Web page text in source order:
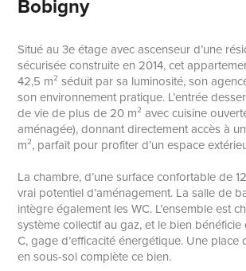
Bobigny
Situé au 3e étage avec ascenseur d’une
sécurisée construite en 2014, cet
42,5 m² séduit par sa luminosité, son
son environnement pratique. L’entrée
de vie de plus de 20 m² avec cuisine
aménagée), donnant directement accès à
m², parfait pour profiter d’un espace
La chambre, d’une surface confortable de
vrai potentiel d’aménagement. La salle de
intègre également les WC. L’ensemble est
système collectif au gaz, et le bien bénéficie
C, gage d’efficacité énergétique. Une place
en sous-sol complète ce bien.